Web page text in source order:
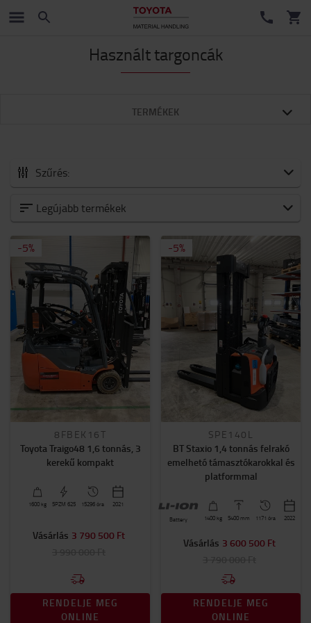
Használt targoncák
TERMÉKEK
Szűrés:
Összes használt targonca
Elektromos ellensúlyos targoncák
Elektromos felrakó targoncák
Elektromos raklapemelő targoncák
Komissiózó targoncák
Szűkfolyosós targoncák
Tolóoszlopos targoncák
Vontató targoncák
Emelési magasság (mm)
Teherbiras
1200kg 4500kg
Ár
0Ft 9966000Ft
Gyártási év
Legújabb termékek
-5%
8FBEK16T
Toyota Traigo48 1,6 tonnás, 3
kerekű kompakt
1600 kg 5PZM 625 15296 óra 2021
Vásárlás 3 790 500 Ft
RENDELJE MEG
ONLINE
-5%
SPE140L
BT Staxio 1,4 tonnás felrakó
emelhetó támasztókarokkal és
platformmal
Battery 1400 kg 5400 mm 1171 óra 2022
Vásárlás 3 600 500 Ft
RENDELJE MEG
ONLINE